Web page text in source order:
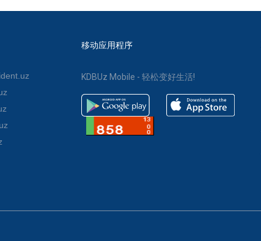
移动应用程序
KDBUz Mobile - 轻松变好生活!